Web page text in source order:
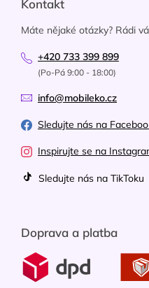
Kontakt
Máte nějaké otázky? Rádi
+420 733 399 899
(Po-Pá 9:00 - 18:00)
info@mobileko.cz
Sledujte nás na
Inspirujte se na
Sledujte nás na TikToku
Doprava a platba